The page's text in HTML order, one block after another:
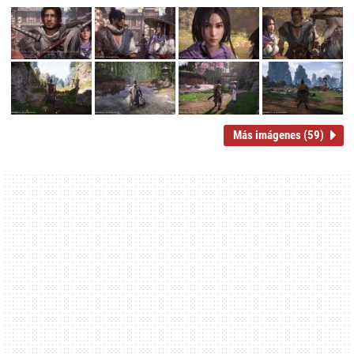
Más imágenes (59)